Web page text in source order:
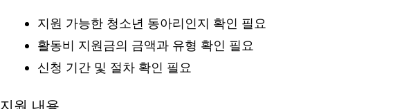
지원 가능한 청소년 동아리인지 확인 필요
활동비 지원금의 금액과 유형 확인 필요
신청 기간 및 절차 확인 필요